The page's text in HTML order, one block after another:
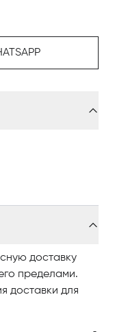
конструкции
техники.
Сиденье
расширяется с
с эффектом
Астанае
представлены
понравившиеся
доставку
пределами.
доставки для